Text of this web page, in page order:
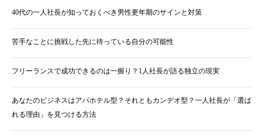
40代の一人社長が知っておくべき男性更年期のサインと対策
苦手なことに挑戦した先に待っている自分の可能性
フリーランスで成功できるのは一握り？1人社長が語る独立の現実
あなたのビジネスはアパホテル型？それともカンデオ型？一人社長が「選ば
れる理由」を見つける方法